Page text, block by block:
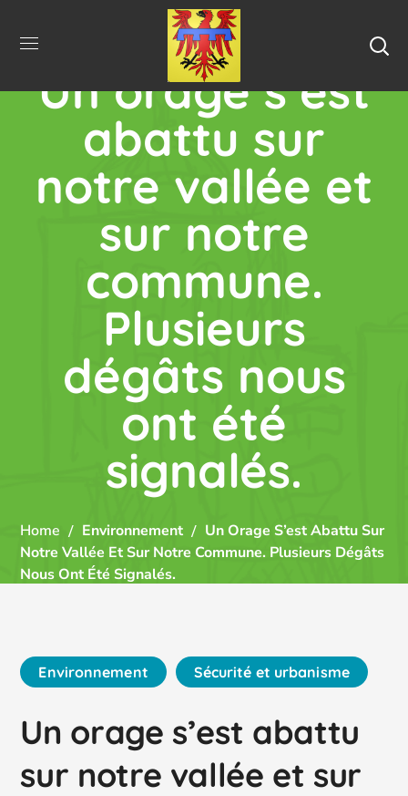
Un orage s’est
abattu sur
notre vallée et
sur notre
commune.
Plusieurs
dégâts nous
ont été
signalés.
Home Environnement
Un Orage S’est Abattu Sur
Notre Vallée Et Sur Notre Commune. Plusieurs Dégâts
Nous Ont Été Signalés.
Environnement Sécurité et urbanisme
Un orage s’est abattu
sur notre vallée et sur